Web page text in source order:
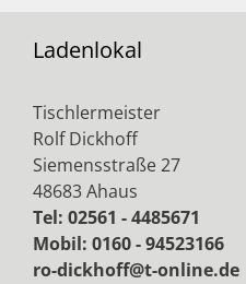
Ladenlokal
Tischlermeister
Rolf Dickhoff
Siemensstraße 27
48683 Ahaus
Tel: 02561 - 4485671
Mobil: 0160 - 94523166
ro-dickhoff@t-online.de